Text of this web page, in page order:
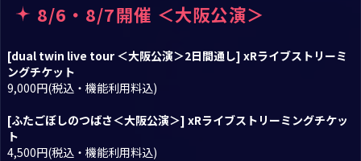
8/6・8/7開催 ＜大阪公演＞
[dual twin live tour ＜大阪公演＞2日間通し] xRライブストリーミ
ングチケット
9,000円(税込・機能利用料込)
[ふたごぼしのつばさ＜大阪公演＞] xRライブストリーミングチケッ
ト
4,500円(税込・機能利用料込)